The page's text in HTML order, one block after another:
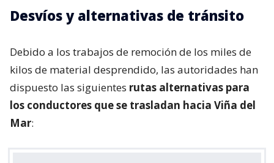
Desvíos y alternativas de tránsito
Debido a los trabajos de remoción de los miles de
kilos de material desprendido, las autoridades han
dispuesto las siguientes rutas alternativas para
los conductores que se trasladan hacia Viña del
Mar: